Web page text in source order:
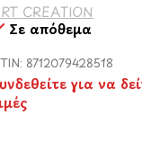
CREATION
Σε απόθεμα
8712079428518
για να